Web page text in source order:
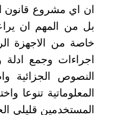
ان اي مشروع قانون
بل من المهم ان
خاصة من الاجهزة
اجراءات وجمع
النصوص الجزائية
المعلوماتية تنوعا
المستخدمين قليلي